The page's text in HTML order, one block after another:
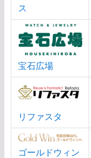
ス
宝石広場
リファスタ
ゴールドウィン